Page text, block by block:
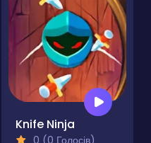
Knife Ninja